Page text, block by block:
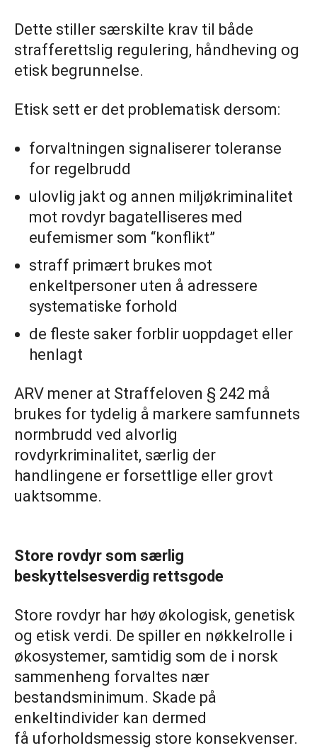
Dette stiller særskilte krav til både
strafferettslig regulering, håndheving og
etisk begrunnelse.
Etisk sett er det problematisk dersom:
forvaltningen signaliserer toleranse
for regelbrudd
ulovlig jakt og annen miljøkriminalitet
mot rovdyr bagatelliseres med
eufemismer som “konflikt”
straff primært brukes mot
enkeltpersoner uten å adressere
systematiske forhold
de fleste saker forblir uoppdaget eller
henlagt
ARV mener at Straffeloven § 242 må
brukes for tydelig å markere samfunnets
normbrudd ved alvorlig
rovdyrkriminalitet, særlig der
handlingene er forsettlige eller grovt
uaktsomme.
Store rovdyr som særlig
beskyttelsesverdig rettsgode
Store rovdyr har høy økologisk, genetisk
og etisk verdi. De spiller en nøkkelrolle i
økosystemer, samtidig som de i norsk
sammenheng forvaltes nær
bestandsminimum. Skade på
enkeltindivider kan dermed
få uforholdsmessig store konsekvenser.